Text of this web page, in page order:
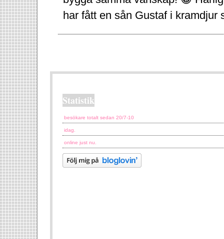
har fått en sån Gustaf i kramdjur
Statistik
besökare totalt sedan 20/7-10
idag.
online just nu.